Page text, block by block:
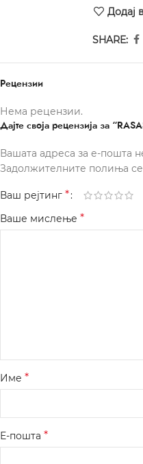
Додај
SHARE:
Рецензии
Нема рецензии.
Дајте своја рецензија за
Вашата адреса за е-пошта
Задолжителните полиња
Ваш рејтинг *
Ваше мислење *
Име *
Е-пошта *